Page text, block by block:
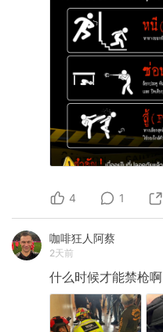
4 1
咖啡狂人阿蔡
2天前
什么时候才能禁枪啊